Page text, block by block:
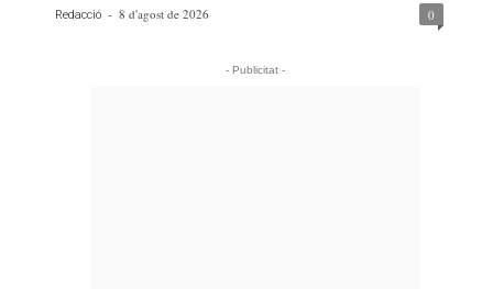
Redacció - 8 d'agost de 2026 0
- Publicitat -